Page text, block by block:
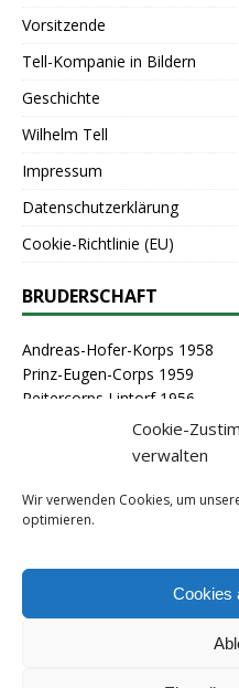
Cookie-
verwalten
Wir verwenden Cookies, um
optimieren.
Cookies
Vorsitzende
Tell-Kompanie in Bildern
Geschichte
Wilhelm Tell
Impressum
Datenschutzerklärung
Cookie-Richtlinie (EU)
BRUDERSCHAFT
Andreas-Hofer-Korps 1958
Prinz-Eugen-Corps 1959
Reitercorps Lintorf 1956
St. Georg-Corps 1963
St. Lambertus-Corps 1976
Stammcorps 1963